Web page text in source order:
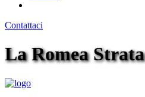
Contattaci
La Romea Strata